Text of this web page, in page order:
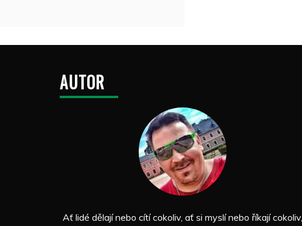
AUTOR
Ať lidé dělají nebo cítí cokoliv, ať si myslí nebo říkají cokoliv,